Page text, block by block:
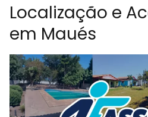
Localização e
em Maués